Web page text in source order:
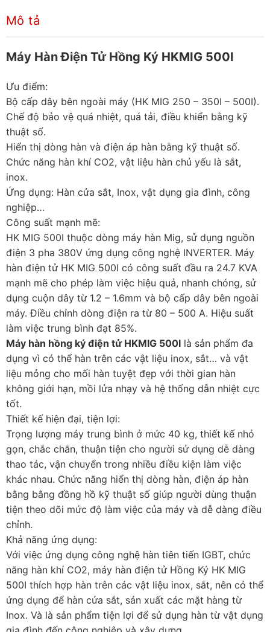
Mô tả
Máy Hàn Điện Tử Hồng Ký HKMIG 500I
Ưu điểm:
Bộ cấp dây bên ngoài máy (HK MIG 250 – 350I – 500I).
Chế độ bảo vệ quá nhiệt, quá tải, điều khiển bằng kỹ
thuật số.
Hiển thị dòng hàn và điện áp hàn bằng kỹ thuật số.
Chức năng hàn khí CO2, vật liệu hàn chủ yếu là sắt,
inox.
Ứng dụng: Hàn cửa sắt, Inox, vật dụng gia đình, công
nghiệp…
Công suất mạnh mẽ:
HK MIG 500I thuộc dòng máy hàn Mig, sử dụng nguồn
điện 3 pha 380V ứng dụng công nghệ INVERTER. Máy
hàn điện tử HK MIG 500I có công suất đầu ra 24.7 KVA
mạnh mẽ cho phép làm việc hiệu quả, nhanh chóng, sử
dụng cuộn dây từ 1.2 – 1.6mm và bộ cấp dây bên ngoài
máy. Điều chỉnh dòng điện ra từ 80 – 500 A. Hiệu suất
làm việc trung bình đạt 85%.
Máy hàn hồng ký điện tử HKMIG 500I là sản phẩm đa
dụng vì có thể hàn trên các vật liệu inox, sắt… và vật
liệu mỏng cho mối hàn tuyệt đẹp với thời gian hàn
không giới hạn, mồi lửa nhạy và hệ thống dẫn nhiệt cực
tốt.
Thiết kế hiện đại, tiện lợi:
Trọng lượng máy trung bình ở mức 40 kg, thiết kế nhỏ
gọn, chắc chắn, thuận tiện cho người sử dụng dễ dàng
thao tác, vận chuyển trong nhiều điều kiện làm việc
khác nhau. Chức năng hiển thị dòng hàn, điện áp hàn
bằng bằng đồng hồ kỹ thuật số giúp người dùng thuận
tiện theo dõi mức độ làm việc của máy và dễ dàng điều
chỉnh.
Khả năng ứng dụng:
Với việc ứng dụng công nghệ hàn tiên tiến IGBT, chức
năng hàn khí CO2, máy hàn điện tử Hồng Ký HK MIG
500I thích hợp hàn trên các vật liệu inox, sắt, nên có thể
ứng dụng để hàn cửa sắt, sản xuất các mặt hàng từ
Inox. Và là sản phẩm tiện lợi để sử dụng hàn từ vật dụng